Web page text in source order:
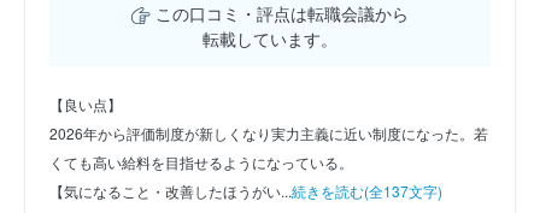
この口コミ・評点は転職会議から
転載しています。
【良い点】
2026年から評価制度が新しくなり実力主義に近い制度になった。若
くても高い給料を目指せるようになっている。
【気になること・改善したほうがい...続きを読む(全137文字)